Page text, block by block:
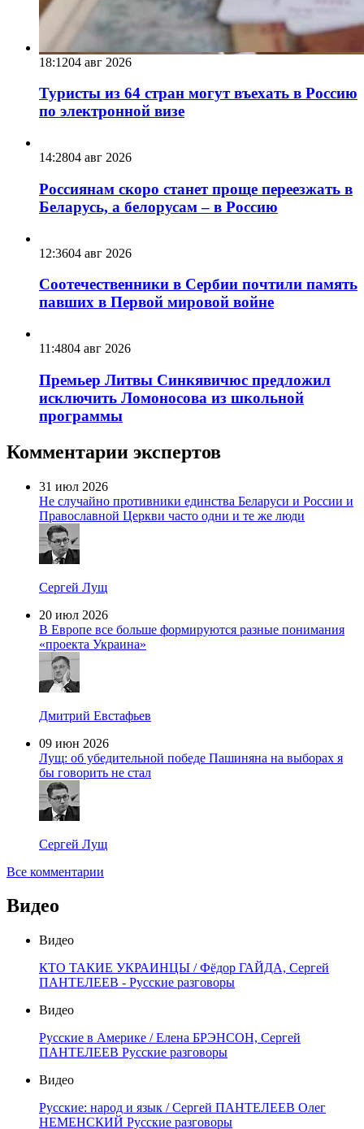
18:1204 авг 2026
Туристы из 64 стран могут въехать в Россию
по электронной визе
14:2804 авг 2026
Россиянам скоро станет проще переезжать в
Беларусь, а белорусам – в Россию
12:3604 авг 2026
Соотечественники в Сербии почтили память
павших в Первой мировой войне
11:4804 авг 2026
Премьер Литвы Синкявичюс предложил
исключить Ломоносова из школьной
программы
Комментарии экспертов
31 июл 2026
Не случайно противники единства Беларуси и России и
Православной Церкви часто одни и те же люди
Сергей Лущ
20 июл 2026
В Европе все больше формируются разные понимания
«проекта Украина»
Дмитрий Евстафьев
09 июн 2026
Лущ: об убедительной победе Пашиняна на выборах я
бы говорить не стал
Сергей Лущ
Все комментарии
Видео
Видео
КТО ТАКИЕ УКРАИНЦЫ / Фёдор ГАЙДА, Сергей
ПАНТЕЛЕЕВ - Русские разговоры
Видео
Русские в Америке / Елена БРЭНСОН, Сергей
ПАНТЕЛЕЕВ Русские разговоры
Видео
Русские: народ и язык / Сергей ПАНТЕЛЕЕВ Олег
НЕМЕНСКИЙ Русские разговоры